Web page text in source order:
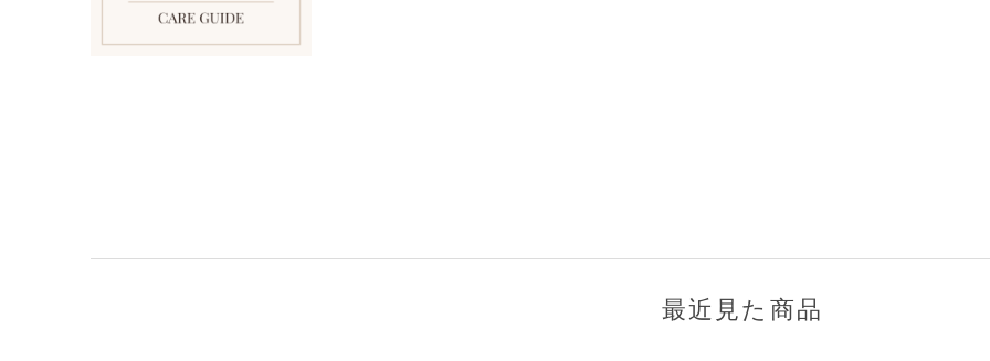
最近見た商品